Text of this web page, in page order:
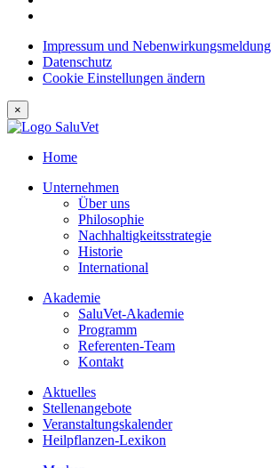
Impressum und Nebenwirkungsmeldung
Datenschutz
Cookie Einstellungen ändern
×
Home
Unternehmen
Über uns
Philosophie
Nachhaltigkeitsstrategie
Historie
International
Akademie
SaluVet-Akademie
Programm
Referenten-Team
Kontakt
Aktuelles
Stellenangebote
Veranstaltungskalender
Heilpflanzen-Lexikon